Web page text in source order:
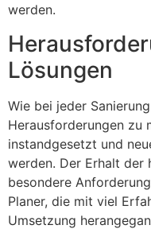
werden.
Lösungen
Wie bei jeder
Herausforderungen zu
instandgesetzt und
werden. Der Erhalt der
besondere
Planer, die mit viel
Umsetzung